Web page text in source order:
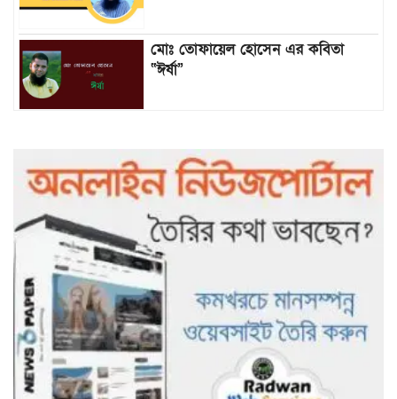
মোঃ তোফায়েল হোসেন এর কবিতা
“ঈর্ষা”
আটকে পড়া ১০ পর্যটককে উদ্ধার করল
পুলিশ ও ফায়ার সার্ভিস
গাছ না কেটে আমাদের পুড়িয়ে মারলে
ভালো হতো’: বন বিভাগের নিষ্ঠুরতায়
নিঃস্ব কৃষক